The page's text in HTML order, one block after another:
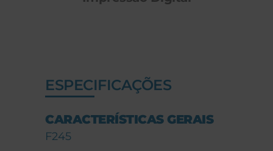
ESPECIFICAÇÕES
CARACTERÍSTICAS GERAIS
F245